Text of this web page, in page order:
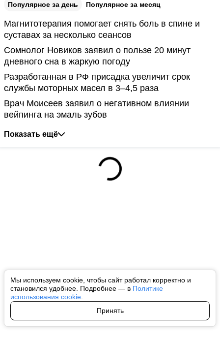
Мы используем cookie, чтобы сайт работал корректно и
становился удобнее. Подробнее — в Политике
использования cookie
Принять
Популярное за день Популярное за месяц
Магнитотерапия помогает снять боль в спине и
суставах за несколько сеансов
Сомнолог Новиков заявил о пользе 20 минут
дневного сна в жаркую погоду
Разработанная в РФ присадка увеличит срок
службы моторных масел в 3–4,5 раза
Врач Моисеев заявил о негативном влиянии
вейпинга на эмаль зубов
Показать ещё